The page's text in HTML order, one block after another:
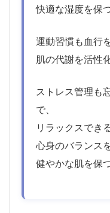
快適な湿度を保
運動習慣も血行
肌の代謝を活性
ストレス管理も
で、
リラックスでき
心身のバランス
健やかな肌を保